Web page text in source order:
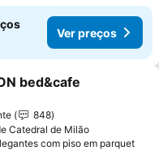
Ver preços
aos favoritos
bed&cafe
848
Catedral de Milão
com piso em parquetVer